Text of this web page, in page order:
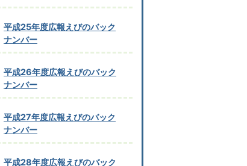
平成25年度広報えびのバック
ナンバー
平成26年度広報えびのバック
ナンバー
平成27年度広報えびのバック
ナンバー
平成28年度広報えびのバック